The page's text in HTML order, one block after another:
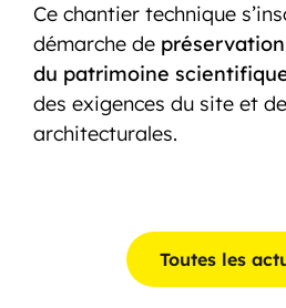
Ce chantier technique
démarche de
du patrimoine
des exigences du site et
architecturales.
Toutes les